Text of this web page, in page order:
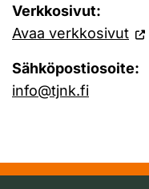
Verkkosivut:
Avaa verkkosivut
Sähköpostiosoite:
info@tjnk.fi